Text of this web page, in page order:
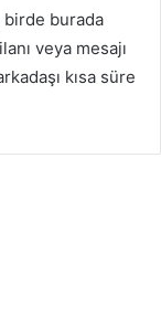
birde burada
veya mesajı
kısa süre